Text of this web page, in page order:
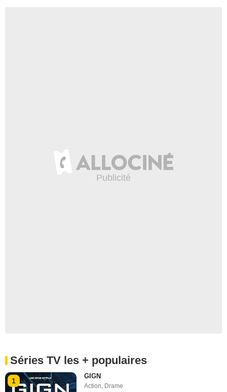
Séries TV les + populaires
1
GIGN
Action, Drame